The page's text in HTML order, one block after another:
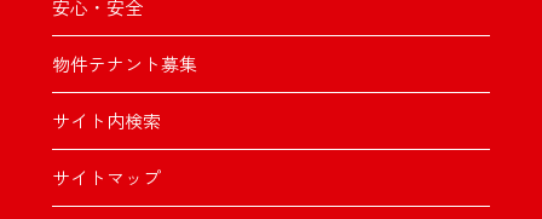
安心・安全
物件テナント募集
サイト内検索
サイトマップ